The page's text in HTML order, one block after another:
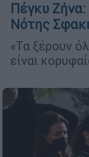
Πέγκυ
Νότης
«Τα ξέρουν
είναι